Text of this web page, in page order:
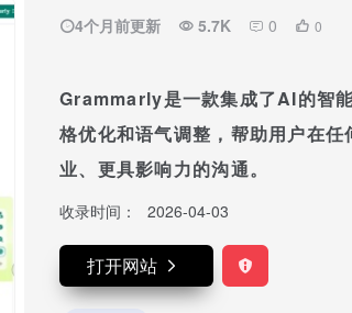
4个月前更新 5.7K 0 0
Grammarly是一款集成了AI的智
格优化和语气调整，帮助用户在
业、更具影响力的沟通。
收录时间： 2026-04-03
打开网站